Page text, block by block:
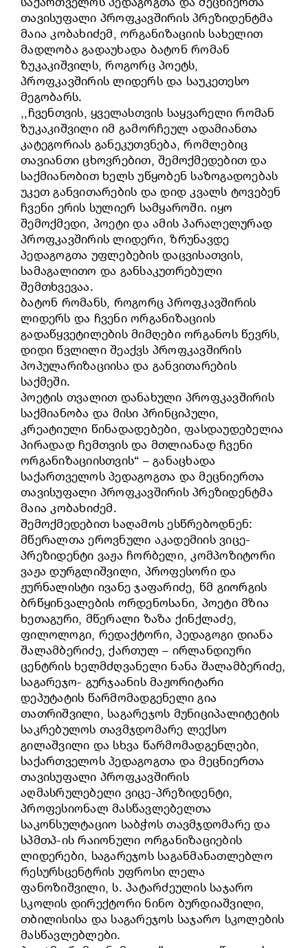
თავისუფალი პროფკავშირის პრეზიდენტმა
მაია კობახიძემ, ორგანიზაციის სახელით
მადლობა გადაუხადა ბატონ რომან
ზუკაკიშვილს, როგორც პოეტს,
პროფკავშირის ლიდერს და საუკეთესო
მეგობარს.
,,ჩვენთვის, ყველასთვის საყვარელი რომან
ზუკაკიშვილი იმ გამორჩეულ ადამიანთა
კატეგორიას განეკუთვნება, რომლებიც
თავიანთი ცხოვრებით, შემოქმედებით და
საქმიანობით ხელს უწყობენ საზოგადოებას
უკეთ განვითარების და დიდ კვალს ტოვებენ
ჩვენი ერის სულიერ სამყაროში. იყო
შემოქმედი, პოეტი და ამის პარალელურად
პროფკავშირის ლიდერი, ზრუნავდე
პედაგოგთა უფლებების დაცვისათვის,
სამაგალითო და განსაკუთრებული
შემთხვევაა.
ბატონ რომანს, როგორც პროფკავშირის
ლიდერს და ჩვენი ორგანიზაციის
გადაწყვეტილების მიმღები ორგანოს წევრს,
დიდი წვლილი შეაქვს პროფკავშირის
პოპულარიზაციისა და განვითარების
საქმეში.
პოეტის თვალით დანახული პროფკავშირის
საქმიანობა და მისი პრინციპული,
კრეატიული წინადადებები, ფასდაუდებელია
პირადად ჩემთვის და მთლიანად ჩვენი
ორგანიზაციისთვის“ – განაცხადა
საქართველოს პედაგოგთა და მეცნიერთა
თავისუფალი პროფკავშირის პრეზიდენტმა
მაია კობახიძემ.
შემოქმედებით საღამოს ესწრებოდნენ:
მწერალთა ეროვნული აკადემიის ვიცე-
პრეზიდენტი ვაჟა ჩორბელი, კომპოზიტორი
ვაჟა დურგლიშვილი, პროფესორი და
ჟურნალისტი ივანე ჯაფარიძე, წმ გიორგის
ბრწყინვალების ორდენოსანი, პოეტი მზია
ხეთაგური, მწერალი ზაზა ქინქლაძე,
ფილოლოგი, რედაქტორი, პედაგოგი დიანა
შალამბერიძე, ქართულ – ირლანდიური
ცენტრის ხელმძღვანელი ნანა შალამბერიძე,
საგარეჯო- გურჯაანის მაჟორიტარი
დეპუტატის წარმომადგენელი გია
თათრიშვილი, საგარეჯოს მუნიციპალიტეტის
საკრებულოს თავმჯდომარე ლექსო
გილაშვილი და სხვა წარმომადგენლები,
საქართველოს პედაგოგთა და მეცნიერთა
თავისუფალი პროფკავშირის
აღმასრულებელი ვიცე-პრეზიდენტი,
პროფესიონალ მასწავლებელთა
საკონსულტაციო საბჭოს თავმჯდომარე და
სპმთპ-ის რაიონული ორგანიზაციების
ლიდერები, საგარეჯოს საგანმანათლებლო
რესურსცენტრის უფროსი ლელა
ფანოზიშვილი, ს. პატარძეულის საჯარო
სკოლის დირექტორი ნინო ბურდიაშვილი,
თბილისისა და საგარეჯოს საჯარო სკოლების
მასწავლებლები.